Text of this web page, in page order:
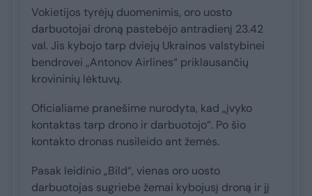
Vokietijos tyrėjų duomenimis, oro uosto
darbuotojai droną pastebėjo antradienį 23.42
val. Jis kybojo tarp dviejų Ukrainos valstybinei
bendrovei „Antonov Airlines“ priklausančių
krovininių lėktuvų.
Oficialiame pranešime nurodyta, kad „įvyko
kontaktas tarp drono ir darbuotojo“. Po šio
kontakto dronas nusileido ant žemės.
Pasak leidinio „Bild“, vienas oro uosto
darbuotojas sugriebė žemai kybojusį droną ir jį